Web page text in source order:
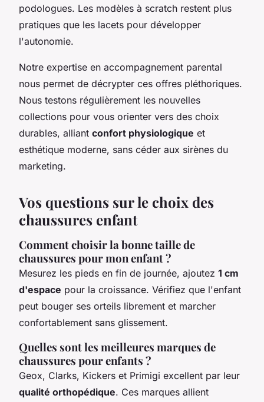
podologues. Les modèles à scratch restent plus
pratiques que les lacets pour développer
l'autonomie.
Notre expertise en accompagnement parental
nous permet de décrypter ces offres pléthoriques.
Nous testons régulièrement les nouvelles
collections pour vous orienter vers des choix
durables, alliant confort physiologique et
esthétique moderne, sans céder aux sirènes du
marketing.
Vos questions sur le choix des
chaussures enfant
Comment choisir la bonne taille de
chaussures pour mon enfant ?
Mesurez les pieds en fin de journée, ajoutez 1 cm
d'espace pour la croissance. Vérifiez que l'enfant
peut bouger ses orteils librement et marcher
confortablement sans glissement.
Quelles sont les meilleures marques de
chaussures pour enfants ?
Geox, Clarks, Kickers et Primigi excellent par leur
qualité orthopédique. Ces marques allient